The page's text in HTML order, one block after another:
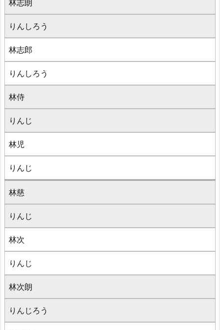
林志朗
りんしろう
林志郎
りんしろう
林侍
りんじ
林児
りんじ
林慈
りんじ
林次
りんじ
林次朗
りんじろう